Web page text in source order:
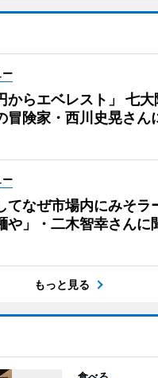
ー
からエベレスト」 七
冒険家・西川史晃さん
ー
てなぜ市場内にみそ
や」・二木智幸さんに
もっと見る